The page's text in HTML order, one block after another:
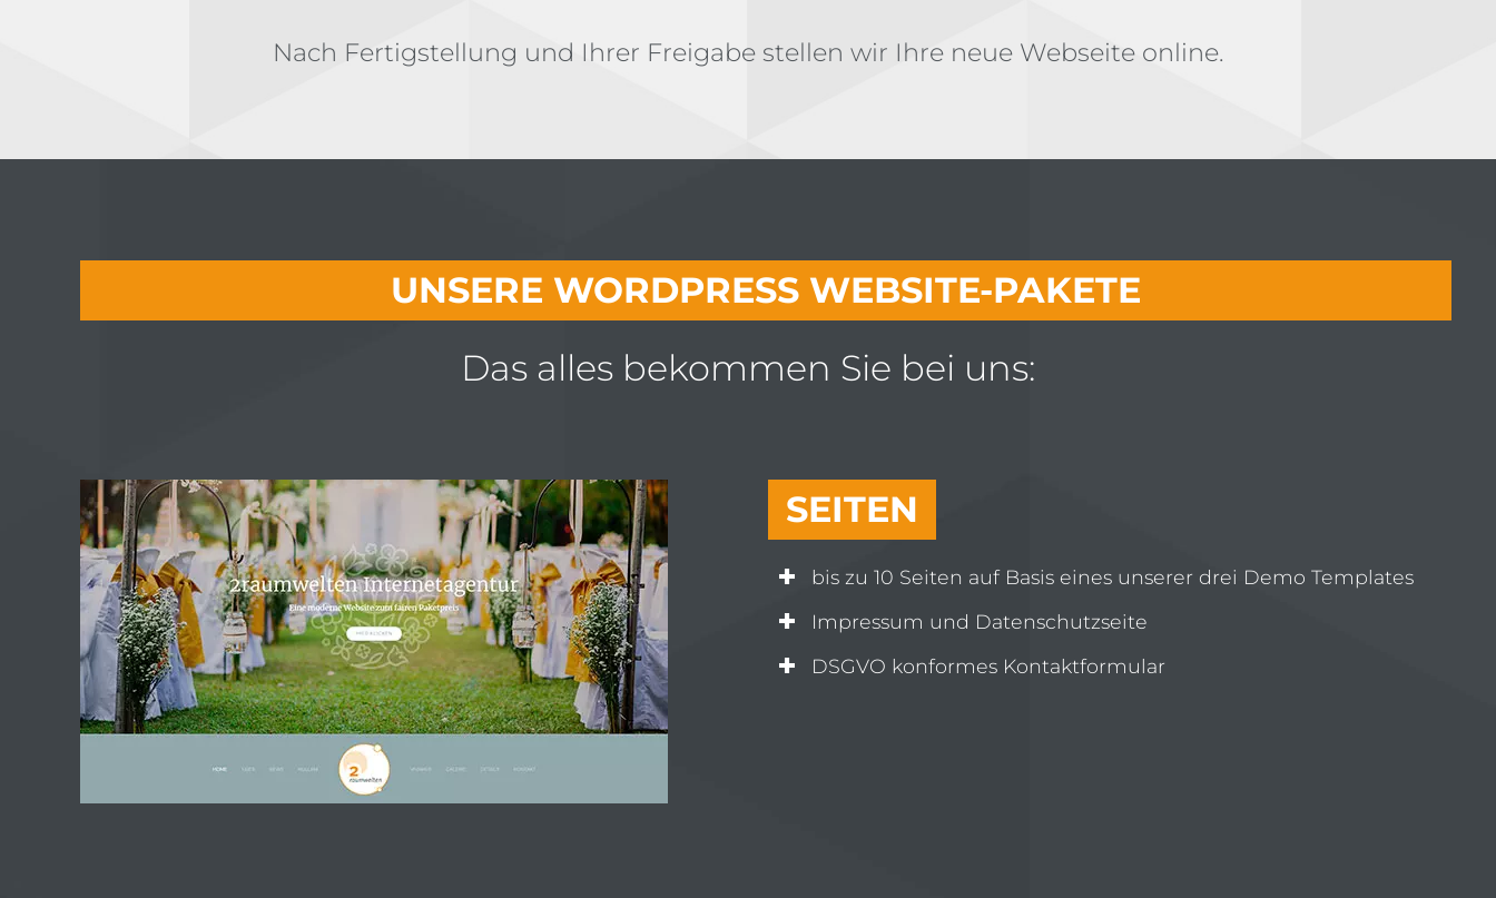
Nach Fertigstellung und Ihrer Freigabe stellen wir Ihre neue Webseite online.
UNSERE WORDPRESS WEBSITE-PAKETE
Das alles bekommen Sie bei uns:
SEITEN
bis zu 10 Seiten auf Basis eines unserer drei Demo Templates
Impressum und Datenschutzseite
DSGVO konformes Kontaktformular